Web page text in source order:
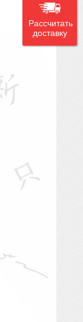
Рассчитать
доставку